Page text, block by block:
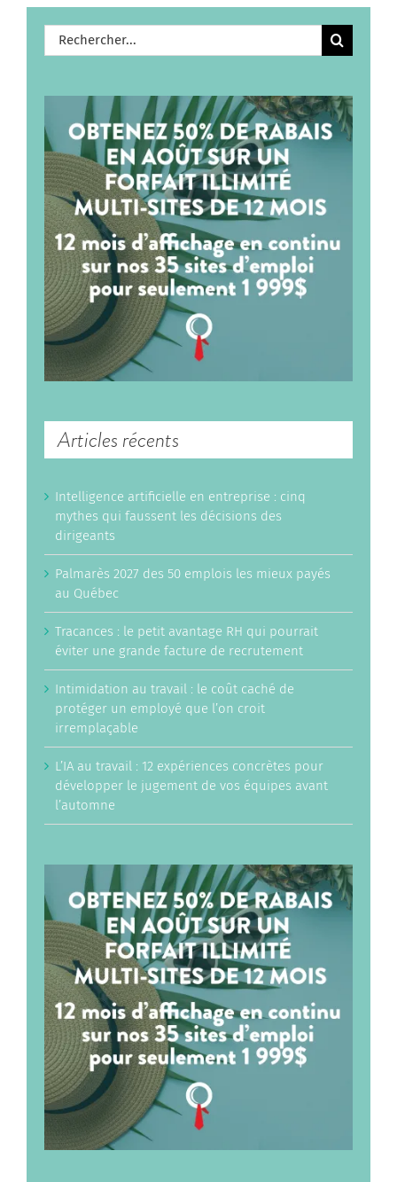
Rechercher:
Articles récents
Intelligence artificielle en entreprise : cinq
mythes qui faussent les décisions des
dirigeants
Palmarès 2027 des 50 emplois les mieux payés
au Québec
Tracances : le petit avantage RH qui pourrait
éviter une grande facture de recrutement
Intimidation au travail : le coût caché de
protéger un employé que l’on croit
irremplaçable
L’IA au travail : 12 expériences concrètes pour
développer le jugement de vos équipes avant
l’automne